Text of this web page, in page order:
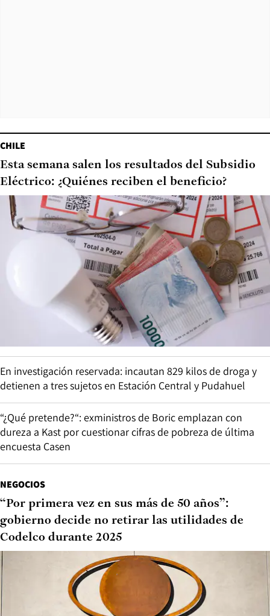
CHILE
Esta semana salen los resultados del Subsidio
Eléctrico: ¿Quiénes reciben el beneficio?
En investigación reservada: incautan 829 kilos de droga y
detienen a tres sujetos en Estación Central y Pudahuel
“¿Qué pretende?“: exministros de Boric emplazan con
dureza a Kast por cuestionar cifras de pobreza de última
encuesta Casen
NEGOCIOS
“Por primera vez en sus más de 50 años”:
gobierno decide no retirar las utilidades de
Codelco durante 2025